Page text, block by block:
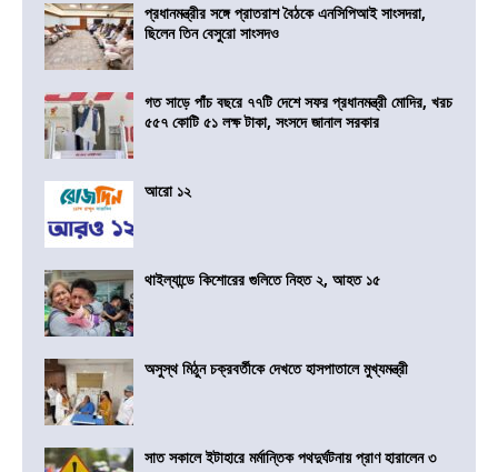
প্রধানমন্ত্রীর সঙ্গে প্রাতরাশ বৈঠকে এনসিপিআই সাংসদরা,
ছিলেন তিন বেসুরো সাংসদও
গত সাড়ে পাঁচ বছরে ৭৭টি দেশে সফর প্রধানমন্ত্রী মোদির, খরচ
৫৫৭ কোটি ৫১ লক্ষ টাকা, সংসদে জানাল সরকার
আরো ১২
থাইল্যান্ডে কিশোরের গুলিতে নিহত ২, আহত ১৫
অসুস্থ মিঠুন চক্রবর্তীকে দেখতে হাসপাতালে মুখ্যমন্ত্রী
সাত সকালে ইটাহারে মর্মান্তিক পথদুর্ঘটনায় প্রাণ হারালেন ৩